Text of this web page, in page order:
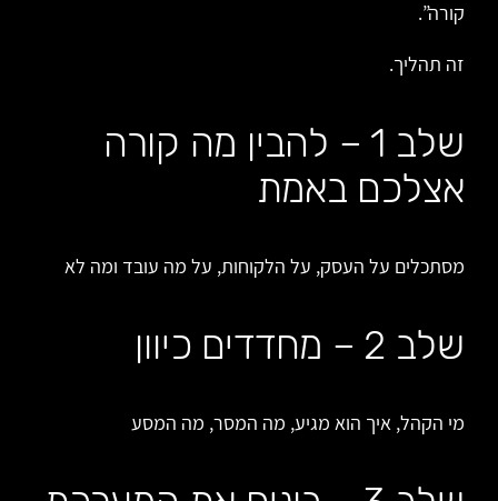
קורה”.
זה תהליך.
שלב 1 – להבין מה קורה
אצלכם באמת
מסתכלים על העסק, על הלקוחות, על מה עובד ומה לא
שלב 2 – מחדדים כיוון
מי הקהל, איך הוא מגיע, מה המסר, מה המסע